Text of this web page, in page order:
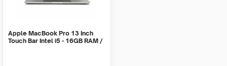
Apple MacBook Pro 13 Inch
Touch Bar Intel i5 - 16GB RAM /